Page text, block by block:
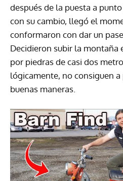
después de la puesta a
con su cambio, llegó el
conformaron con dar un
Decidieron subir la montaña
por piedras de casi dos
lógicamente, no consiguen
buenas maneras.